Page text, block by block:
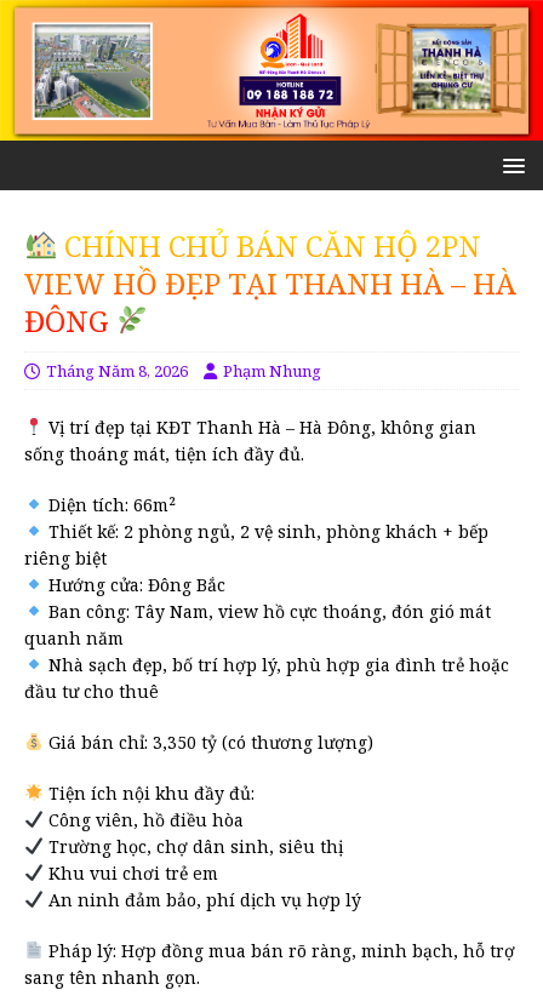
CHÍNH CHỦ BÁN CĂN HỘ 2PN
VIEW HỒ ĐẸP TẠI THANH HÀ – HÀ
ĐÔNG
Tháng Năm 8, 2026 Phạm Nhung
Vị trí đẹp tại KĐT Thanh Hà – Hà Đông, không gian
sống thoáng mát, tiện ích đầy đủ.
Diện tích: 66m²
Thiết kế: 2 phòng ngủ, 2 vệ sinh, phòng khách + bếp
riêng biệt
Hướng cửa: Đông Bắc
Ban công: Tây Nam, view hồ cực thoáng, đón gió mát
quanh năm
Nhà sạch đẹp, bố trí hợp lý, phù hợp gia đình trẻ hoặc
đầu tư cho thuê
Giá bán chỉ: 3,350 tỷ (có thương lượng)
Tiện ích nội khu đầy đủ:
Công viên, hồ điều hòa
Trường học, chợ dân sinh, siêu thị
Khu vui chơi trẻ em
An ninh đảm bảo, phí dịch vụ hợp lý
Pháp lý: Hợp đồng mua bán rõ ràng, minh bạch, hỗ trợ
sang tên nhanh gọn.